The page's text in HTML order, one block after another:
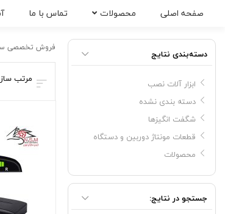
تخصصی
امنیتی
صفحه اصلی محصولات تماس با ما
سنسور رویال دنده عقب فروش تخصصی
مرتب
دسته‌بندی نتایج
ابزار آلات نصب
دسته بندی نشده
شگفت انگیزها
قطعات مونتاژ دوربین و دستگاه
محصولات
جستجو در نتایج: